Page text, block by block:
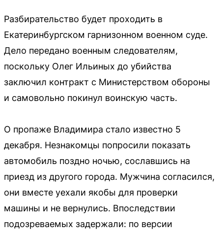
Разбирательство будет проходить в
Екатеринбургском гарнизонном военном суде.
Дело передано военным следователям,
поскольку Олег Ильиных до убийства
заключил контракт с Министерством обороны
и самовольно покинул воинскую часть.
О пропаже Владимира стало известно 5
декабря. Незнакомцы попросили показать
автомобиль поздно ночью, сославшись на
приезд из другого города. Мужчина согласился,
они вместе уехали якобы для проверки
машины и не вернулись. Впоследствии
подозреваемых задержали: по версии